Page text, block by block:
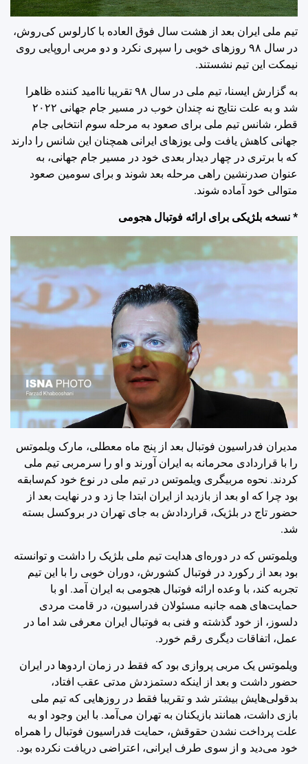
تیم ملی ایران بعد از هشت سال فوق العاده با کارلوس کی‌روش،
در سال ۹۸ روزهای خوبی را سپری نکرد و دو مربی اروپایی روی
نیمکت این تیم نشستند.
به گزارش ایسنا، تیم ملی در سال ۹۸ تقریبا ناامید کننده ظاهرا
شد و به علت نتایج نه چندان خوب در مسیر جام جهانی ۲۰۲۲
قطر، شانس تیم ملی برای صعود به مرحله سوم انتخابی جام
جهانی کاهش یافت ولی یوزهای ایرانی همچنان این شانس را دارند
که با برتری در چهار دیدار بعدی خود در مسیر جام جهانی، به
عنوان صدرنشین راهی مرحله بعد شوند و برای سومین صعود
متوالی خود آماده شوند.
* نسخه بلژیکی برای ارائه فوتبال هجومی
مدیران فدراسیون فوتبال بعد از پنج ماه معطلی، مارک ویلموتس
را با قراردادی محرمانه به ایران آورند و او را سرمربی تیم ملی
کردند. نحوه مربیگری ویلموتس در تیم ملی در نوع خود کم‌سابقه
بود چرا که او بعد از بازدید از ایران ابتدا جا زد و در نهایت بعد از
حضور تاج در بلژیک، قراردادش به جای تهران در بروکسل بسته
شد.
ویلموتس که در دوره‌ای هدایت تیم ملی بلژیک را داشت و توانسته
بود بعد از رکورد در فوتبال کشورش، دوران خوبی را با این تیم
تجربه کند، با وعده ارائه فوتبال هجومی به ایران آمد. او با
حمایت‌های همه جانبه مسئولان فدراسیون، در قامت مردی
دلسوز، از خود گذشته و فنی به فوتبال ایران معرفی شد اما در
عمل، اتفاقات دیگری رقم خورد.
ویلموتس یک مربی پروازی بود که فقط در زمان اردوها در ایران
حضور داشت و بعد از اینکه دستمزدش مدتی عقب افتاد،
بدقولی‌هایش بیشتر شد و تقریبا فقط در روزهایی که تیم ملی
بازی داشت، همانند بازیکنان به تهران می‌آمد. با این وجود او به
علت پرداخت نشدن حقوقش، حمایت فدراسیون فوتبال را همراه
خود می‌دید و از سوی طرف ایرانی، اعتراضی دریافت نکرده بود.